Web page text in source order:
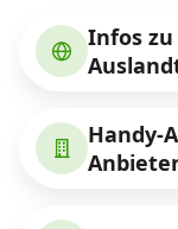
Infos zu
Handy-